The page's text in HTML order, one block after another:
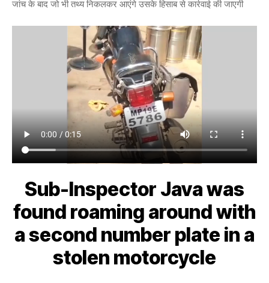
जांच के बाद जो भी तथ्य निकलकर आएंगे उसके हिसाब से कार्रवाई की जाएगी
Sub-Inspector Java was
found roaming around with
a second number plate in a
stolen motorcycle